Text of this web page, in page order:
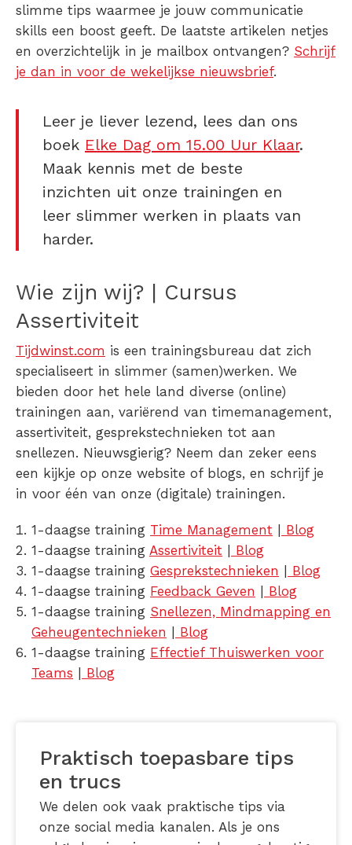
slimme tips waarmee je jouw communicatie
skills een boost geeft. De laatste artikelen netjes
en overzichtelijk in je mailbox ontvangen? Schrijf
je dan in voor de wekelijkse nieuwsbrief.
Leer je liever lezend, lees dan ons
boek Elke Dag om 15.00 Uur Klaar.
Maak kennis met de beste
inzichten uit onze trainingen en
leer slimmer werken in plaats van
harder.
Wie zijn wij? | Cursus
Assertiviteit
Tijdwinst.com is een trainingsbureau dat zich
specialiseert in slimmer (samen)werken. We
bieden door het hele land diverse (online)
trainingen aan, variërend van timemanagement,
assertiviteit, gesprekstechnieken tot aan
snellezen. Nieuwsgierig? Neem dan zeker eens
een kijkje op onze website of blogs, en schrijf je
in voor één van onze (digitale) trainingen.
1-daagse training Time Management
Blog
1-daagse training Assertiviteit
Blog
1-daagse training Gesprekstechnieken
Blog
1-daagse training Feedback Geven
Blog
1-daagse training Snellezen, Mindmapping en
Geheugentechnieken
Blog
1-daagse training Effectief Thuiswerken voor
Teams
Blog
Praktisch toepasbare tips
en trucs
We delen ook vaak praktische tips via
onze social media kanalen. Als je ons